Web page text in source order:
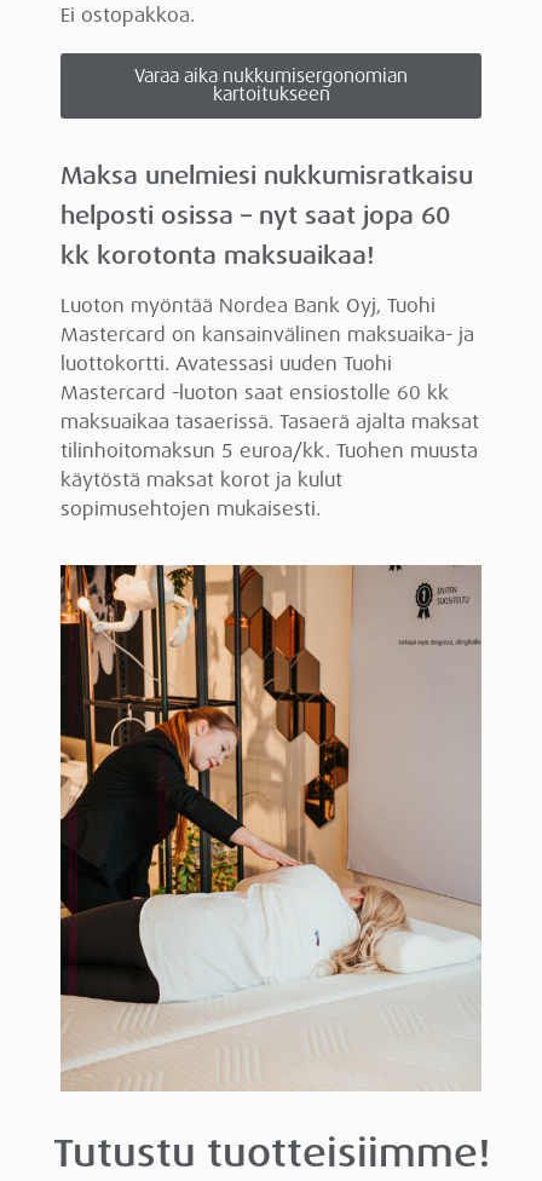
Ei ostopakkoa.
Varaa aika nukkumisergonomian
kartoitukseen
Maksa unelmiesi nukkumisratkaisu
helposti osissa – nyt saat jopa 60
kk korotonta maksuaikaa!
Luoton myöntää Nordea Bank Oyj, Tuohi
Mastercard on kansainvälinen maksuaika- ja
luottokortti. Avatessasi uuden Tuohi
Mastercard -luoton saat ensiostolle 60 kk
maksuaikaa tasaerissä. Tasaerä ajalta maksat
tilinhoitomaksun 5 euroa/kk. Tuohen muusta
käytöstä maksat korot ja kulut
sopimusehtojen mukaisesti.
Tutustu tuotteisiimme!